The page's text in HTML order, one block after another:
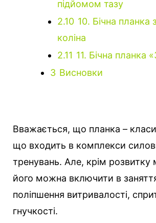
підйомом тазу
2.10 10. Бічна планка
коліна
2.11 11. Бічна планка
3 Висновки
Вважається, що планка –
що входить в комплекси
тренувань. Але, крім розвитку
його можна включити в
поліпшення витривалості,
гнучкості.